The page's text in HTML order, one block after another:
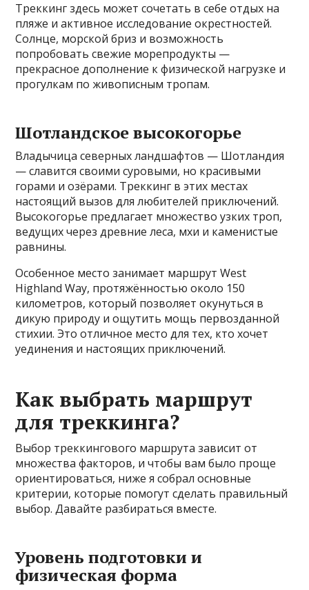
Треккинг здесь может сочетать в себе отдых на
пляже и активное исследование окрестностей.
Солнце, морской бриз и возможность
попробовать свежие морепродукты —
прекрасное дополнение к физической нагрузке и
прогулкам по живописным тропам.
Шотландское высокогорье
Владычица северных ландшафтов — Шотландия
— славится своими суровыми, но красивыми
горами и озёрами. Треккинг в этих местах
настоящий вызов для любителей приключений.
Высокогорье предлагает множество узких троп,
ведущих через древние леса, мхи и каменистые
равнины.
Особенное место занимает маршрут West
Highland Way, протяжённостью около 150
километров, который позволяет окунуться в
дикую природу и ощутить мощь первозданной
стихии. Это отличное место для тех, кто хочет
уединения и настоящих приключений.
Как выбрать маршрут
для треккинга?
Выбор треккингового маршрута зависит от
множества факторов, и чтобы вам было проще
ориентироваться, ниже я собрал основные
критерии, которые помогут сделать правильный
выбор. Давайте разбираться вместе.
Уровень подготовки и
физическая форма